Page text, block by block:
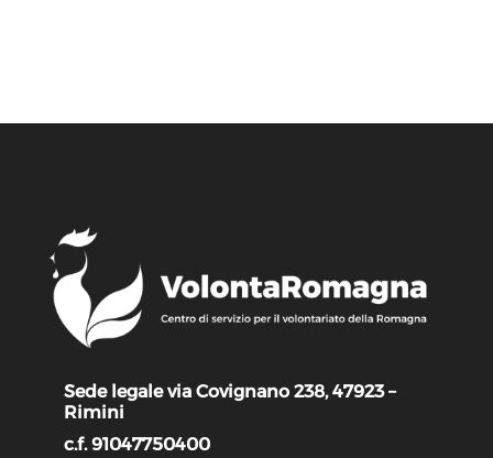
Sede legale via Covignano 238, 47923 –
Rimini
c.f. 91047750400